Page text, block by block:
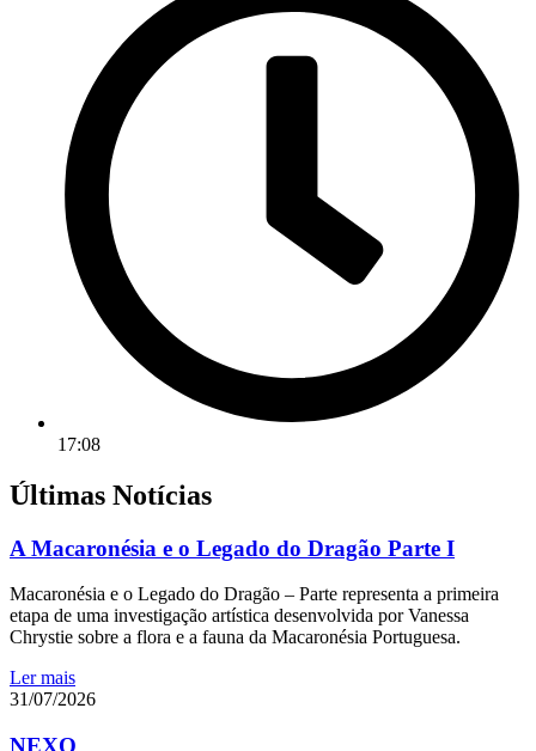
17:08
Últimas Notícias
A Macaronésia e o Legado do Dragão Parte I
Macaronésia e o Legado do Dragão – Parte representa a primeira
etapa de uma investigação artística desenvolvida por Vanessa
Chrystie sobre a flora e a fauna da Macaronésia Portuguesa.
Ler mais
31/07/2026
NEXO